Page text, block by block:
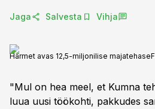
Jaga Salvesta Vihja
Harmet avas 12,5-miljonilise majatehase
"Mul on hea meel, et Kumna
luua uusi töökohti, pakkudes